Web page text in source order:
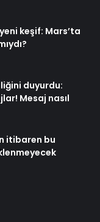
keşif: Mars’ta
duyurdu:
Mesaj nasıl
itibaren bu